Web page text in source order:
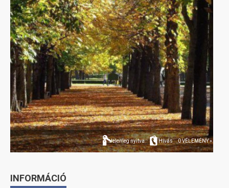
Jelenleg nyitva Hívás 0 VÉLEMÉNY »
INFORMÁCIÓ